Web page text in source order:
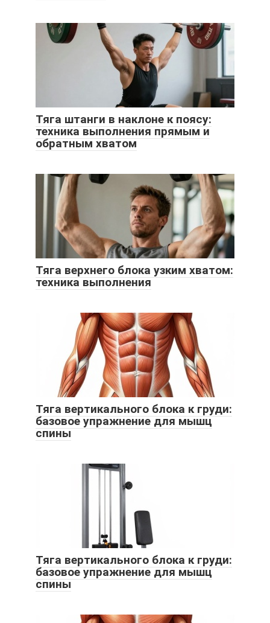
Тяга штанги в наклоне к поясу:
техника выполнения прямым и
обратным хватом
Тяга верхнего блока узким хватом:
техника выполнения
Тяга вертикального блока к груди:
базовое упражнение для мышц
спины
Тяга вертикального блока к груди:
базовое упражнение для мышц
спины